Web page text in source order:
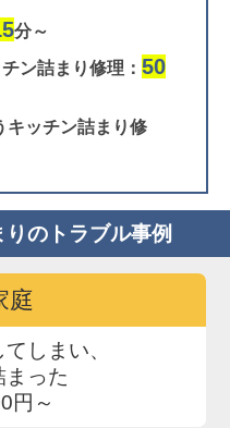
分～
ン詰まり修理： 50
キッチン詰まり修
のトラブル事例
庭
しまい、
まった
円～